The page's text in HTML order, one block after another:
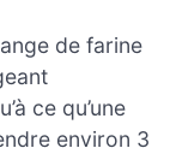
de farine
ce qu’une
environ 3